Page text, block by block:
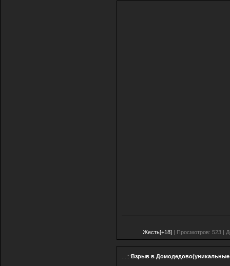
Жесть[+18]| Просмотров: 523 |
...:::Взрыв в Домодедово(уникальные